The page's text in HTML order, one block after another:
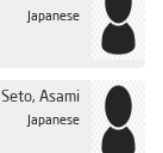
Japanese
Seto, Asami
Japanese